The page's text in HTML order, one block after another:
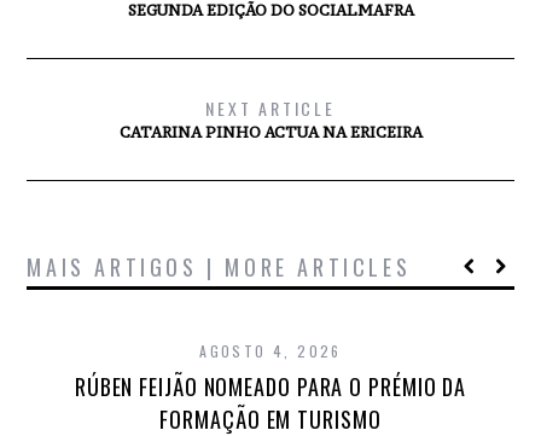
SEGUNDA EDIÇÃO DO SOCIALMAFRA
NEXT ARTICLE
CATARINA PINHO ACTUA NA ERICEIRA
MAIS ARTIGOS | MORE ARTICLES
AGOSTO 4, 2026
RÚBEN FEIJÃO NOMEADO PARA O PRÉMIO DA
FORMAÇÃO EM TURISMO